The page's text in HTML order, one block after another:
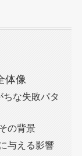
体像
な失敗パタ
の背景
与える影響